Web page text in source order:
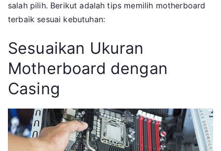
salah pilih. Berikut adalah tips memilih motherboard
terbaik sesuai kebutuhan:
Sesuaikan Ukuran
Motherboard dengan
Casing